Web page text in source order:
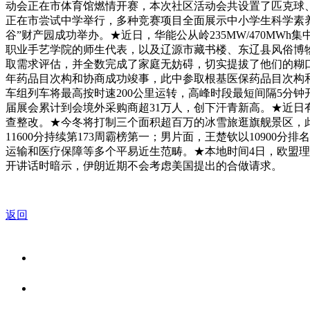
动会正在市体育馆燃情开赛，本次社区活动会共设置了匹克
正在市尝试中学举行，多种竞赛项目全面展示中小学生科学
谷”财产园成功举办。★近日，华能公从岭235MW/470MWh
职业手艺学院的师生代表，以及辽源市藏书楼、东辽县风俗
取需求评估，并全数完成了家庭无妨碍，切实提拔了他们的
年药品目次构和协商成功竣事，此中参取根基医保药品目次
车组列车将最高按时速200公里运转，高峰时段最短间隔5分
届展会累计到会境外采购商超31万人，创下汗青新高。★近
查整改。★今冬将打制三个面积超百万的冰雪旅逛旗舰景区，
11600分持续第173周霸榜第一；男片面，王楚钦以10900分
运输和医疗保障等多个平易近生范畴。★本地时间4日，欧盟
开讲话时暗示，伊朗近期不会考虑美国提出的合做请求。
返回